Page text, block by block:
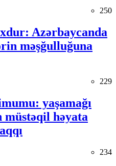
250
Azərbaycanda
məşğulluğuna
229
yaşamağı
müstəqil həyata
234